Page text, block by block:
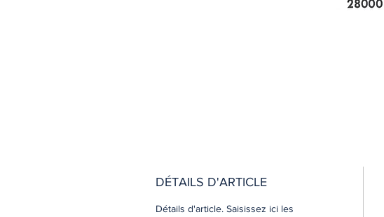
DÉTAILS D'ARTICLE
Détails d'article. Saisissez ici les